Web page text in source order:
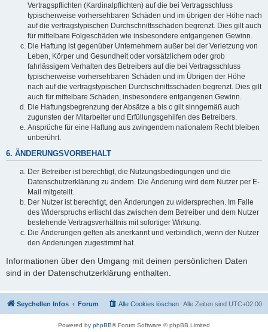
Vertragspflichten (Kardinalpflichten) auf die bei Vertragsschluss
typischerweise vorhersehbaren Schäden und im übrigen der Höhe nach
auf die vertragstypischen Durchschnittsschäden begrenzt. Dies gilt auch
für mittelbare Folgeschäden wie insbesondere entgangenen Gewinn.
Die Haftung ist gegenüber Unternehmern außer bei der Verletzung von
Leben, Körper und Gesundheit oder vorsätzlichem oder grob
fahrlässigem Verhalten des Betreibers auf die bei Vertragsschluss
typischerweise vorhersehbaren Schäden und im Übrigen der Höhe
nach auf die vertragstypischen Durchschnittsschäden begrenzt. Dies gilt
auch für mittelbare Schäden, insbesondere entgangenen Gewinn.
Die Haftungsbegrenzung der Absätze a bis c gilt sinngemäß auch
zugunsten der Mitarbeiter und Erfüllungsgehilfen des Betreibers.
Ansprüche für eine Haftung aus zwingendem nationalem Recht bleiben
unberührt.
6. ÄNDERUNGSVORBEHALT
Der Betreiber ist berechtigt, die Nutzungsbedingungen und die
Datenschutzerklärung zu ändern. Die Änderung wird dem Nutzer per E-
Mail mitgeteilt.
Der Nutzer ist berechtigt, den Änderungen zu widersprechen. Im Falle
des Widerspruchs erlischt das zwischen dem Betreiber und dem Nutzer
bestehende Vertragsverhältnis mit sofortiger Wirkung.
Die Änderungen gelten als anerkannt und verbindlich, wenn der Nutzer
den Änderungen zugestimmt hat.
Informationen über den Umgang mit deinen persönlichen Daten
sind in der Datenschutzerklärung enthalten.
Seychellen Infos Forum Alle Zeiten sind UTC+02:00
Alle Cookies löschen
Powered by phpBB® Forum Software © phpBB Limited